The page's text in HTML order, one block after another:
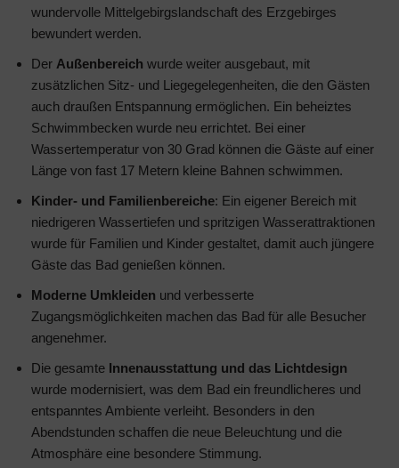
wundervolle Mittelgebirgslandschaft des Erzgebirges
bewundert werden.
Der Außenbereich wurde weiter ausgebaut, mit
zusätzlichen Sitz- und Liegegelegenheiten, die den Gästen
auch draußen Entspannung ermöglichen. Ein beheiztes
Schwimmbecken wurde neu errichtet. Bei einer
Wassertemperatur von 30 Grad können die Gäste auf einer
Länge von fast 17 Metern kleine Bahnen schwimmen.
Kinder- und Familienbereiche: Ein eigener Bereich mit
niedrigeren Wassertiefen und spritzigen Wasserattraktionen
wurde für Familien und Kinder gestaltet, damit auch jüngere
Gäste das Bad genießen können.
Moderne Umkleiden und verbesserte
Zugangsmöglichkeiten machen das Bad für alle Besucher
angenehmer.
Die gesamte Innenausstattung und das Lichtdesign
wurde modernisiert, was dem Bad ein freundlicheres und
entspanntes Ambiente verleiht. Besonders in den
Abendstunden schaffen die neue Beleuchtung und die
Atmosphäre eine besondere Stimmung.